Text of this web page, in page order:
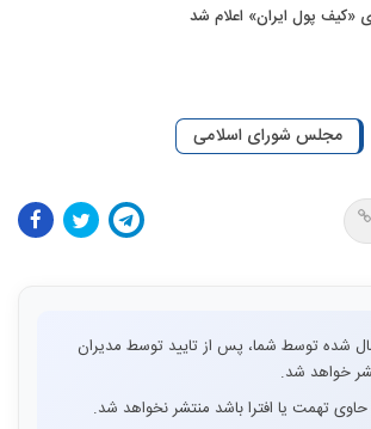
«کیف پول ایران» اعلام شد
مجلس شورای اسلامی
شده توسط شما، پس از تایید توسط مدیران
خواهد شد.
تهمت یا افترا باشد منتشر نخواهد شد.